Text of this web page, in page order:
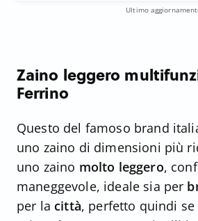
Ultimo
Zaino leggero
Ferrino
Questo del famoso brand
uno zaino di dimensioni più
uno zaino molto leggero,
maneggevole, ideale sia per
per la città, perfetto quindi